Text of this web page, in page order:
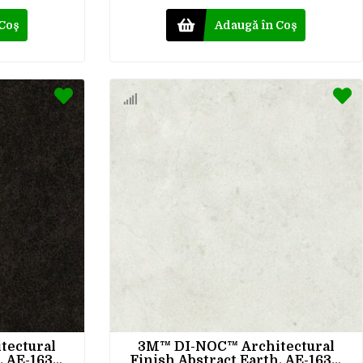
Adaugă în Coş
3M™ DI-NOC™ Architectural